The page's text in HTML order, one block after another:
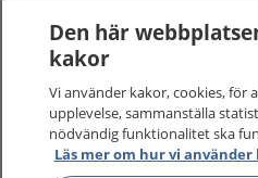
Den här
kakor
Vi använder kakor, cookies, för
upplevelse, sammanställa
nödvändig funktionalitet ska
Läs mer om hur vi använder